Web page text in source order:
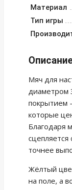
Материал
Тип игры
Мяч для
диаметром
покрытием
которые
Благодаря
сцепляется
точнее
Жёлтый
на поле, а